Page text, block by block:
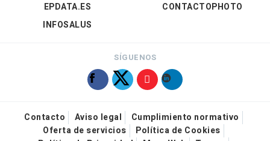
EPDATA.ES
INFOSALUS
CONTACTOPHOTO
SÍGUENOS
Contacto Aviso legal
Cumplimiento normativo
Oferta de servicios
Política de Cookies